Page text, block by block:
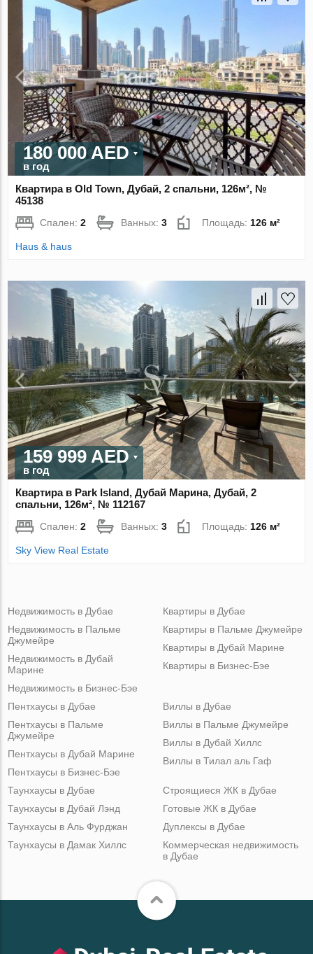
180 000 AED
в год
Квартира в Old Town, Дубай, 2 спальни, 126м², №
45138
Спален:2 Ванных:3 Площадь: 126 м²
Haus & haus
159 999 AED
в год
Квартира в Park Island, Дубай Марина, Дубай, 2
спальни, 126м², № 112167
Спален:2 Ванных:3 Площадь: 126 м²
Sky View Real Estate
Недвижимость в Дубае
Недвижимость в Пальме
Джумейре
Недвижимость в Дубай
Марине
Недвижимость в Бизнес-Бэе
Квартиры в Дубае
Квартиры в Пальме Джумейре
Квартиры в Дубай Марине
Квартиры в Бизнес-Бэе
Пентхаусы в Дубае
Пентхаусы в Пальме
Джумейре
Пентхаусы в Дубай Марине
Пентхаусы в Бизнес-Бэе
Виллы в Дубае
Виллы в Пальме Джумейре
Виллы в Дубай Хиллс
Виллы в Тилал аль Гаф
Таунхаусы в Дубае
Таунхаусы в Дубай Лэнд
Таунхаусы в Аль Фурджан
Таунхаусы в Дамак Хиллс
Строящиеся ЖК в Дубае
Готовые ЖК в Дубае
Дуплексы в Дубае
Коммерческая недвижимость
в Дубае